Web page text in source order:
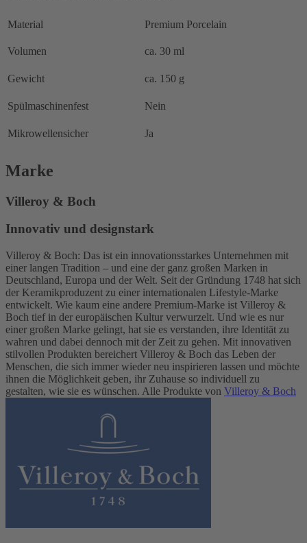
Material Premium Porcelain
Volumen ca. 30 ml
Gewicht ca. 150 g
Spülmaschinenfest Nein
Mikrowellensicher Ja
Marke
Villeroy & Boch
Innovativ und designstark
Villeroy & Boch: Das ist ein innovationsstarkes Unternehmen mit
einer langen Tradition – und eine der ganz großen Marken in
Deutschland, Europa und der Welt. Seit der Gründung 1748 hat sich
der Keramikproduzent zu einer internationalen Lifestyle-Marke
entwickelt. Wie kaum eine andere Premium-Marke ist Villeroy &
Boch tief in der europäischen Kultur verwurzelt. Und wie es nur
einer großen Marke gelingt, hat sie es verstanden, ihre Identität zu
wahren und dabei dennoch mit der Zeit zu gehen. Mit innovativen
stilvollen Produkten bereichert Villeroy & Boch das Leben der
Menschen, die sich immer wieder neu inspirieren lassen und möchte
ihnen die Möglichkeit geben, ihr Zuhause so individuell zu
gestalten, wie sie es wünschen. Alle Produkte von Villeroy & Boch